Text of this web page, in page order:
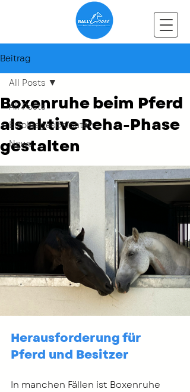
Beitrag
All Posts
Erfolgsgeschichten
News
All Posts
Boxenruhe beim Pferd
als aktive Reha-Phase
gestalten
Herausforderung für
Pferd und Besitzer
In manchen Fällen ist Boxenruhe